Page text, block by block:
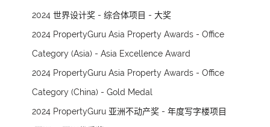
2024 世界设计奖 - 综合体项目 - 大奖
2024 PropertyGuru Asia Property Awards - Office
Category (Asia) - Asia Excellence Award
2024 PropertyGuru Asia Property Awards - Office
Category (China) - Gold Medal
2024 PropertyGuru 亚洲不动产奖 - 年度写字楼项目